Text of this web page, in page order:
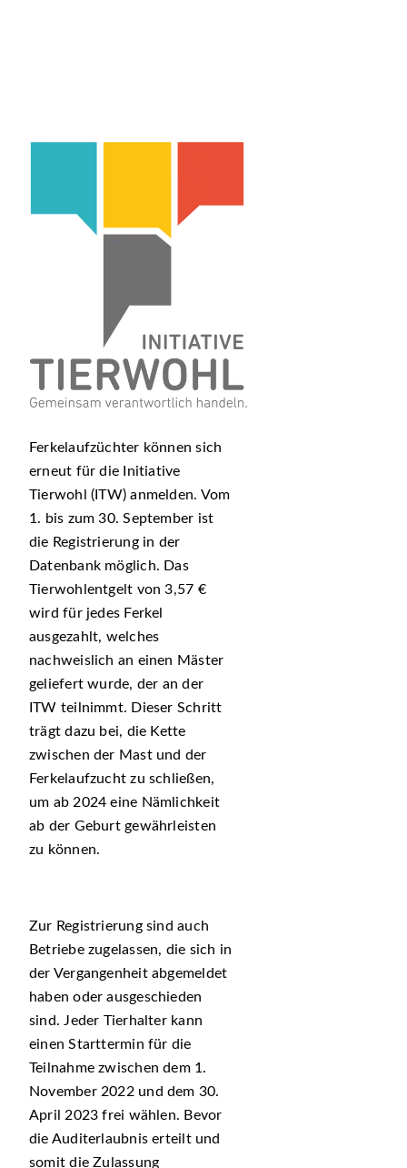
Ferkelaufzüchter können sich
erneut für die Initiative
Tierwohl (ITW) anmelden. Vom
1. bis zum 30. September ist
die Registrierung in der
Datenbank möglich. Das
Tierwohlentgelt von 3,57 €
wird für jedes Ferkel
ausgezahlt, welches
nachweislich an einen Mäster
geliefert wurde, der an der
ITW teilnimmt. Dieser Schritt
trägt dazu bei, die Kette
zwischen der Mast und der
Ferkelaufzucht zu schließen,
um ab 2024 eine Nämlichkeit
ab der Geburt gewährleisten
zu können.
Zur Registrierung sind auch
Betriebe zugelassen, die sich in
der Vergangenheit abgemeldet
haben oder ausgeschieden
sind. Jeder Tierhalter kann
einen Starttermin für die
Teilnahme zwischen dem 1.
November 2022 und dem 30.
April 2023 frei wählen. Bevor
die Auditerlaubnis erteilt und
somit die Zulassung